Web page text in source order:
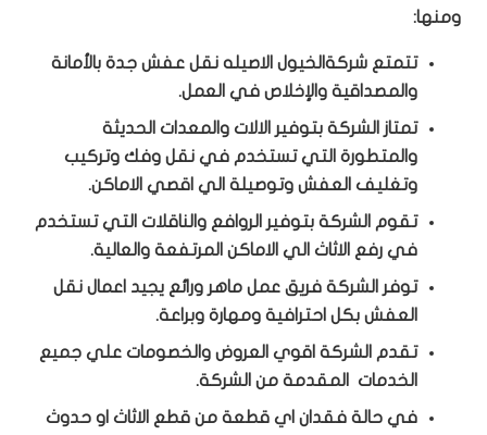
ومنها:
تتمتع شركةالخيول الاصيله نقل عفش جدة بالأمانة
والمصداقية والإخلاص في العمل.
تمتاز الشركة بتوفير الالات والمعدات الحديثة
والمتطورة التي تستخدم في نقل وفك وتركيب
وتغليف العفش وتوصيلة الي اقصي الاماكن.
تقوم الشركة بتوفير الروافع والناقلات التي تستخدم
في رفع الاثاث الي الاماكن المرتفعة والعالية.
توفر الشركة فريق عمل ماهر ورائع يجيد اعمال نقل
العفش بكل احترافية ومهارة وبراعة.
تقدم الشركة اقوي العروض والخصومات علي جميع
الخدمات المقدمة من الشركة.
في حالة فقدان اي قطعة من قطع الاثاث او حدوث